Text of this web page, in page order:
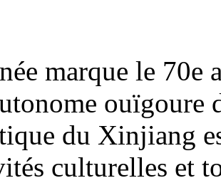
marque le
du Xinjiang
culturelles et